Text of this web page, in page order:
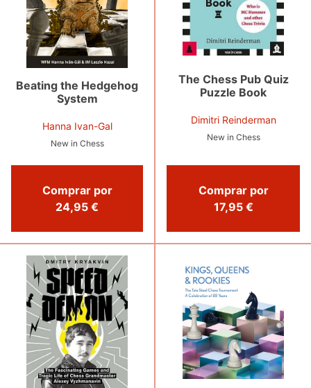
Beating the Hedgehog
System
Hanna Ivan-Gal
New in Chess
Comprar por
24,95 €
The Chess Pub Quiz
Puzzle Book
Dimitri Reinderman
New in Chess
Comprar por
17,95 €